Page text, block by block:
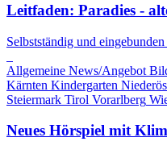
Leitfaden: Paradies -
Selbstständig und
Allgemeine News/Angebot
Kärnten Kindergarten
Steiermark Tirol Vorarlberg
Neues Hörspiel mit